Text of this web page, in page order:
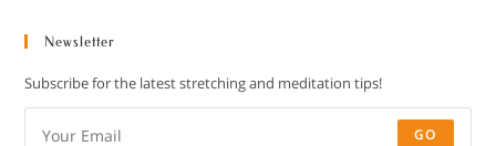
Newsletter
Subscribe for the latest stretching and meditation tips!
GO